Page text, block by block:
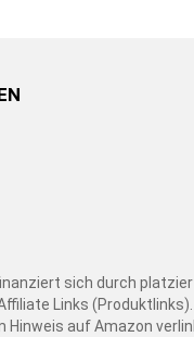
sich durch
Links
Hinweis auf Amazon